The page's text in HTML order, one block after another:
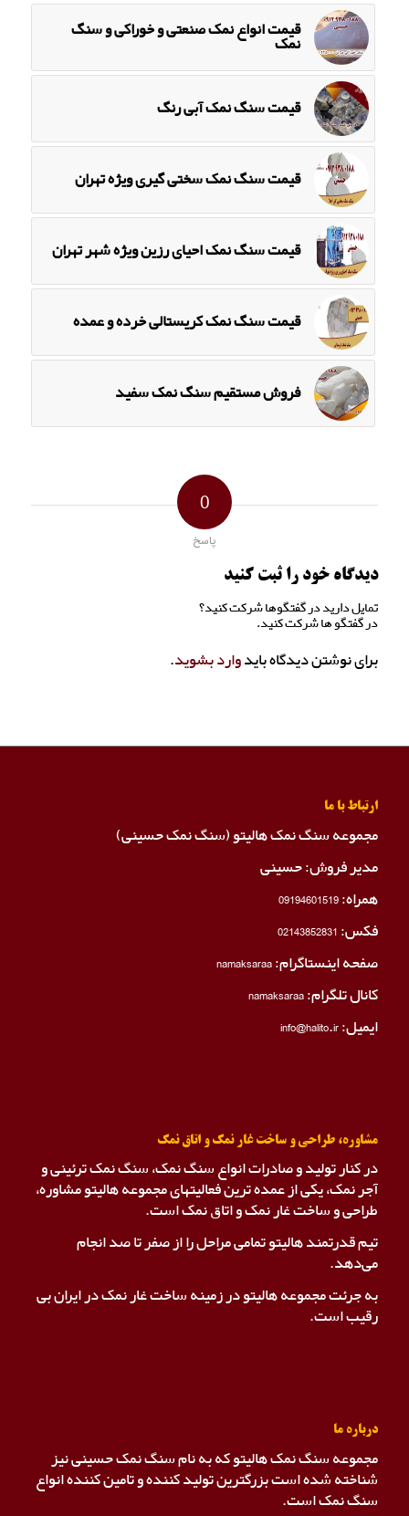
قیمت انواع نمک صنعتی و خوراکی و سنگ
نمک
قیمت سنگ نمک آبی رنگ
قیمت سنگ نمک سختی گیری ویژه تهران
قیمت سنگ نمک احیای رزین ویژه شهر تهران
قیمت سنگ نمک کریستالی خرده و عمده
فروش مستقیم سنگ نمک سفید
0
پاسخ
دیدگاه خود را ثبت کنید
تمایل دارید در گفتگوها شرکت کنید؟
در گفتگو ها شرکت کنید.
برای نوشتن دیدگاه بایدوارد بشوید.
ارتباط با ما
مجموعه سنگ نمک هالیتو (سنگ نمک حسینی)
مدیر فروش: حسینی
همراه:09194601519
فکس:02143852831
صفحه اینستاگرام:namaksaraa
کانال تلگرام:namaksaraa
ایمیل: info@halito.ir
مشاوره، طراحی و ساخت غار نمک و اتاق نمک
در کنار تولید و صادرات انواع سنگ نمک، سنگ نمک ترئینی و
آجر نمک، یکی از عمده ترین فعالیتهای مجموعه هالیتو مشاوره،
طراحی و ساخت غار نمک و اتاق نمک است.
تیم قدرتمند هالیتو تمامی مراحل را از صفر تا صد انجام
می‌دهد.
به جرئت مجموعه هالیتو در زمینه ساخت غار نمک در ایران بی
رقیب است.
درباره ما
مجموعه سنگ نمک هالیتو که به نام سنگ نمک حسینی نیز
شناخته شده است بزرگترین تولید کننده و تامین کننده انواع
سنگ نمک است.